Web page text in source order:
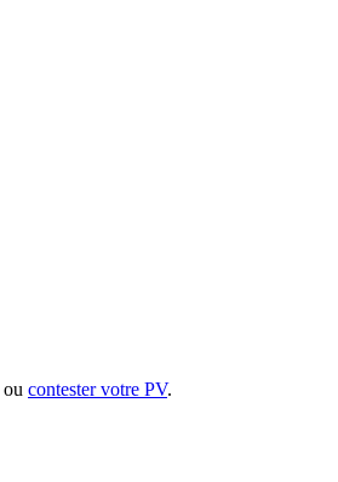
ou contester votre PV.